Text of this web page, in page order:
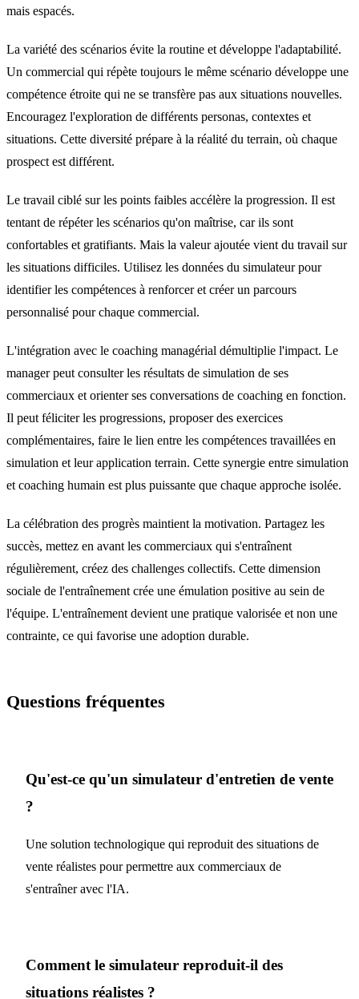
mais espacés.
La variété des scénarios évite la routine et développe l'adaptabilité.
Un commercial qui répète toujours le même scénario développe une
compétence étroite qui ne se transfère pas aux situations nouvelles.
Encouragez l'exploration de différents personas, contextes et
situations. Cette diversité prépare à la réalité du terrain, où chaque
prospect est différent.
Le travail ciblé sur les points faibles accélère la progression. Il est
tentant de répéter les scénarios qu'on maîtrise, car ils sont
confortables et gratifiants. Mais la valeur ajoutée vient du travail sur
les situations difficiles. Utilisez les données du simulateur pour
identifier les compétences à renforcer et créer un parcours
personnalisé pour chaque commercial.
L'intégration avec le coaching managérial démultiplie l'impact. Le
manager peut consulter les résultats de simulation de ses
commerciaux et orienter ses conversations de coaching en fonction.
Il peut féliciter les progressions, proposer des exercices
complémentaires, faire le lien entre les compétences travaillées en
simulation et leur application terrain. Cette synergie entre simulation
et coaching humain est plus puissante que chaque approche isolée.
La célébration des progrès maintient la motivation. Partagez les
succès, mettez en avant les commerciaux qui s'entraînent
régulièrement, créez des challenges collectifs. Cette dimension
sociale de l'entraînement crée une émulation positive au sein de
l'équipe. L'entraînement devient une pratique valorisée et non une
contrainte, ce qui favorise une adoption durable.
Questions fréquentes
Qu'est-ce qu'un simulateur d'entretien de vente
?
Une solution technologique qui reproduit des situations de
vente réalistes pour permettre aux commerciaux de
s'entraîner avec l'IA.
Comment le simulateur reproduit-il des
situations réalistes ?